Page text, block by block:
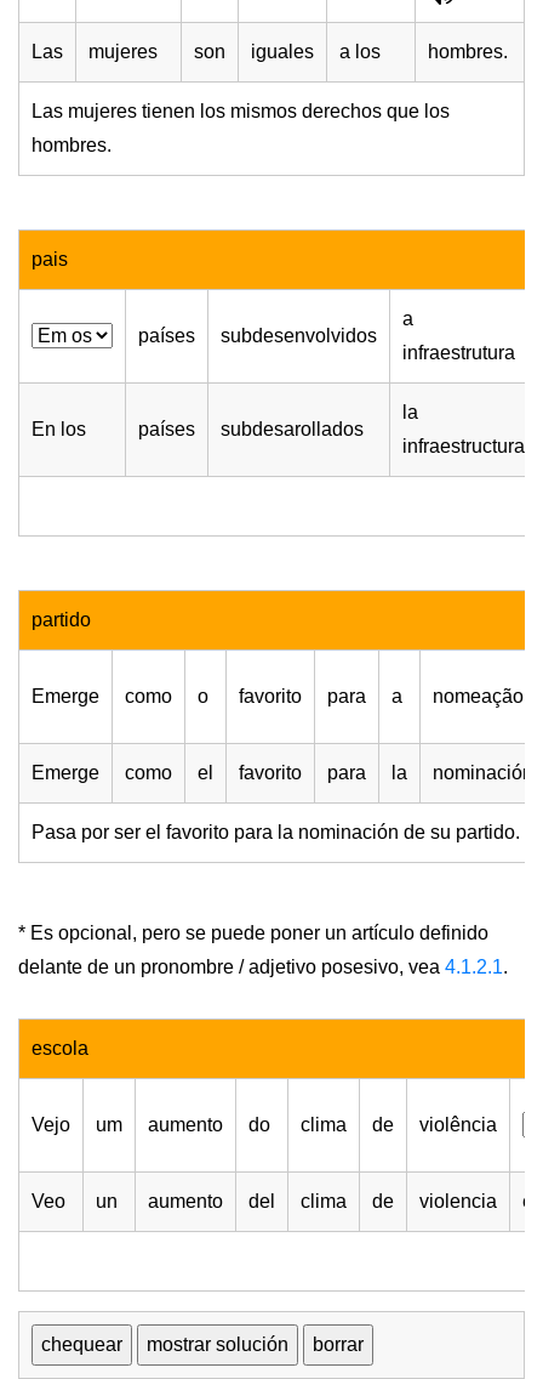
Las mujeres son iguales a los hombres.
Las mujeres tienen los mismos derechos que los
hombres.
pais
países subdesenvolvidos
a
infraestrutura
En los países subdesarollados
la
infraestructura
partido
Emerge como o favorito para a nomeação
Emerge como el favorito para la nominación
Pasa por ser el favorito para la nominación de su partido.
* Es opcional, pero se puede poner un artículo definido
delante de un pronombre / adjetivo posesivo, vea 4.1.2.1.
escola
Vejo um aumento do clima de violência
Veo un aumento del clima de violencia